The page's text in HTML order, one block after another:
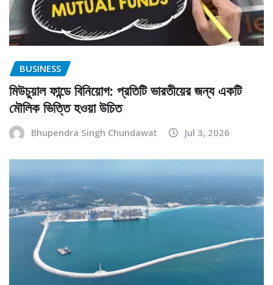
BUSINESS
মিউচুয়াল ফান্ডে বিনিয়োগ: প্রতিটি ভারতীয়ের জন্য একটি
মৌলিক ভিত্তি হওয়া উচিত
Bhupendra Singh Chundawat Jul 3, 2026